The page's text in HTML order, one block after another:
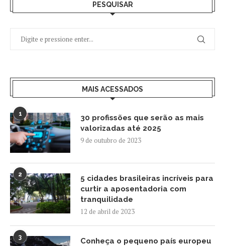
PESQUISAR
MAIS ACESSADOS
1
30 profissões que serão as mais
valorizadas até 2025
9 de outubro de 2023
2
5 cidades brasileiras incríveis para
curtir a aposentadoria com
tranquilidade
12 de abril de 2023
3
Conheça o pequeno país europeu